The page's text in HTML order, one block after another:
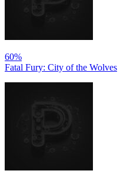
60%
Fatal Fury: City of the Wolves